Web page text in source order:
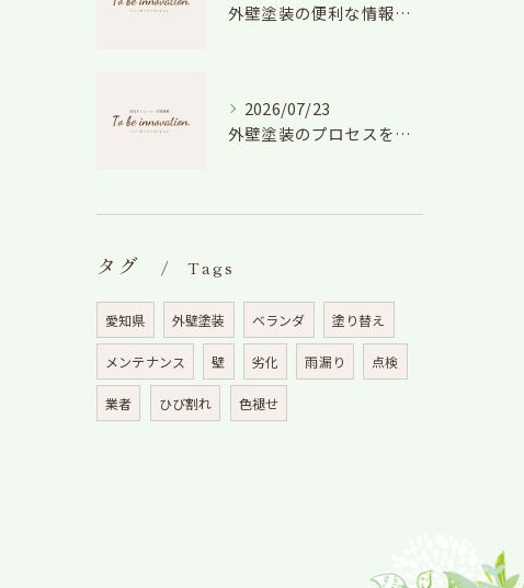
外壁塗装の便利な情報と失敗しない色や費用判断のコツを徹底解説
2026/07/23
外壁塗装のプロセスを愛知県でスムーズに進めるための工程と費用徹底解説
タグ Tags
愛知県 外壁塗装 ベランダ 塗り替え
メンテナンス 壁 劣化 雨漏り 点検
業者 ひび割れ 色褪せ